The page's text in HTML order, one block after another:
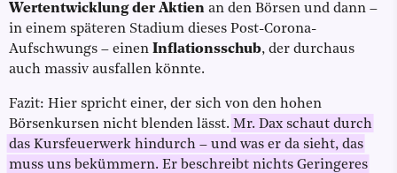
Wertentwicklung der Aktien an den Börsen und dann –
in einem späteren Stadium dieses Post-Corona-
Aufschwungs – einen Inflationsschub, der durchaus
auch massiv ausfallen könnte.
Fazit: Hier spricht einer, der sich von den hohen
Börsenkursen nicht blenden lässt. Mr. Dax schaut durch
das Kursfeuerwerk hindurch – und was er da sieht, das
muss uns bekümmern. Er beschreibt nichts Geringeres